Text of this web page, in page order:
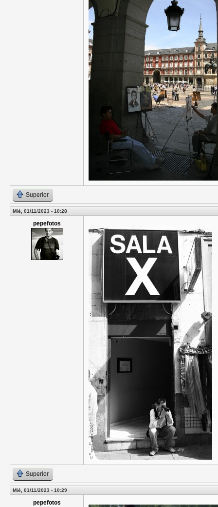
Superior
Mié, 01/11/2023 - 10:28
pepefotos
Superior
Mié, 01/11/2023 - 10:29
pepefotos